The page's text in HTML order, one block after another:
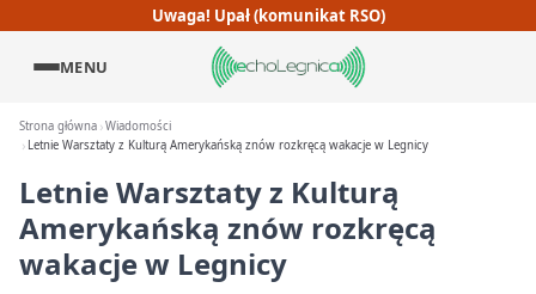
Uwaga! Upał (komunikat RSO)
MENU
Strona główna Wiadomości
Letnie Warsztaty z Kulturą Amerykańską znów rozkręcą wakacje w Legnicy
Letnie Warsztaty z Kulturą
Amerykańską znów rozkręcą
wakacje w Legnicy